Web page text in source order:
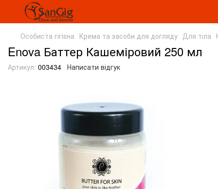
Особиста гігієна Крема та засоби для догляду Для тіла
Enova Баттер Кашеміровий 250 мл
Артикул: 003434 Написати відгук